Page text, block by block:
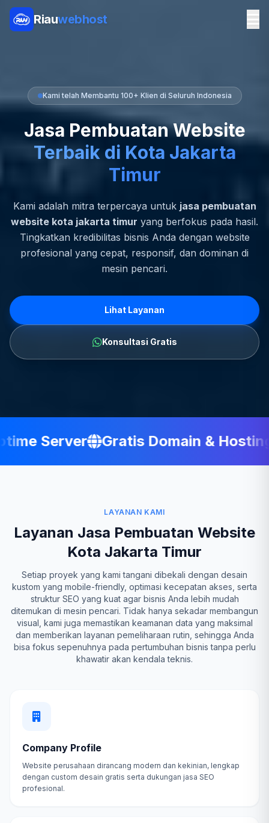
Riauwebhost
Kami telah Membantu 100+ Klien di Seluruh Indonesia
Jasa Pembuatan Website
Terbaik di Kota Jakarta
Timur
Kami adalah mitra terpercaya untuk jasa pembuatan
website kota jakarta timur yang berfokus pada hasil.
Tingkatkan kredibilitas bisnis Anda dengan website
profesional yang cepat, responsif, dan dominan di
mesin pencari.
Lihat Layanan
Konsultasi Gratis
Server Gratis Domain & Hosting
LAYANAN KAMI
Layanan Jasa Pembuatan Website
Kota Jakarta Timur
Setiap proyek yang kami tangani dibekali dengan desain
kustom yang mobile-friendly, optimasi kecepatan akses, serta
struktur SEO yang kuat agar bisnis Anda lebih mudah
ditemukan di mesin pencari. Tidak hanya sekadar membangun
visual, kami juga memastikan keamanan data yang maksimal
dan memberikan layanan pemeliharaan rutin, sehingga Anda
bisa fokus sepenuhnya pada pertumbuhan bisnis tanpa perlu
khawatir akan kendala teknis.
Company Profile
Website perusahaan dirancang modern dan kekinian, lengkap
dengan custom desain gratis serta dukungan jasa SEO
profesional.